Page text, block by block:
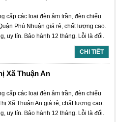
cấp các loại đèn âm trần, đèn chiếu
Phú Nhuận giá rẻ, chất lượng cao.
uy tín. Bảo hành 12 tháng. Lỗi là đổi.
CHI TIẾT
Xã Thuận An
cấp các loại đèn âm trần, đèn chiếu
Xã Thuận An giá rẻ, chất lượng cao.
uy tín. Bảo hành 12 tháng. Lỗi là đổi.